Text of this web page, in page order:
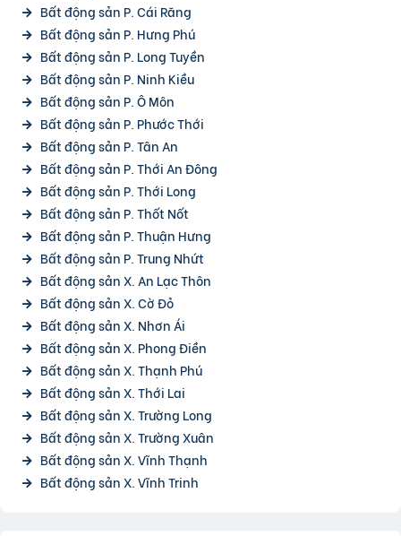
Bất động sản P. Cái Răng
Bất động sản P. Hưng Phú
Bất động sản P. Long Tuyền
Bất động sản P. Ninh Kiều
Bất động sản P. Ô Môn
Bất động sản P. Phước Thới
Bất động sản P. Tân An
Bất động sản P. Thới An Đông
Bất động sản P. Thới Long
Bất động sản P. Thốt Nốt
Bất động sản P. Thuận Hưng
Bất động sản P. Trung Nhứt
Bất động sản X. An Lạc Thôn
Bất động sản X. Cờ Đỏ
Bất động sản X. Nhơn Ái
Bất động sản X. Phong Điền
Bất động sản X. Thạnh Phú
Bất động sản X. Thới Lai
Bất động sản X. Trường Long
Bất động sản X. Trường Xuân
Bất động sản X. Vĩnh Thạnh
Bất động sản X. Vĩnh Trinh